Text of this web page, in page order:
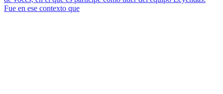
Fue en ese contexto que